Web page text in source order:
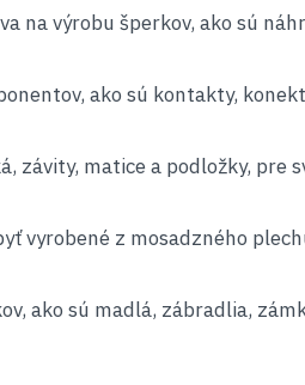
na výrobu šperkov, ako sú
ako sú kontakty,
závity, matice a podložky, pre
vyrobené z mosadzného
ako sú madlá, zábradlia,